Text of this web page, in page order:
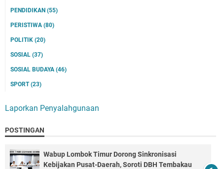
PENDIDIKAN (55)
PERISTIWA (80)
POLITIK (20)
SOSIAL (37)
SOSIAL BUDAYA (46)
SPORT(23)
Laporkan Penyalahgunaan
POSTINGAN
Wabup Lombok Timur Dorong Sinkronisasi
Kebijakan Pusat-Daerah, Soroti DBH Tembakau